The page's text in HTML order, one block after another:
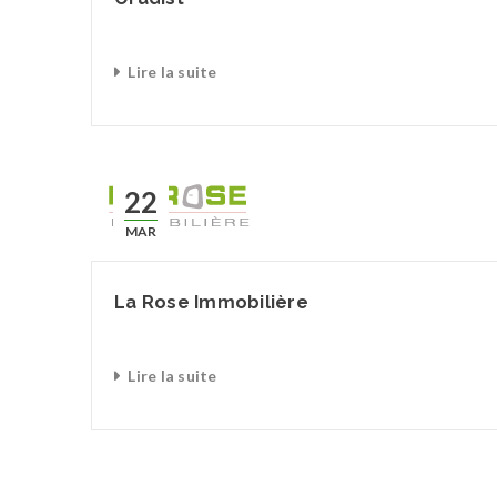
Lire la suite
22
MAR
La Rose Immobilière
Lire la suite